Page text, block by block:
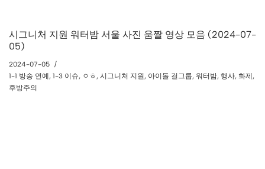
시그니처 지원 워터밤 서울 사진 움짤 영상 모음 (2024-07-
05)
2024-07-05
1-1 방송 연예, 1-3 이슈, ㅇㅎ , 시그니처 지원, 아이돌 걸그룹, 워터밤, 행사, 화제,
후방주의